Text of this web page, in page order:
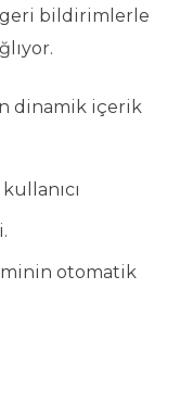
bildirimlerle
dinamik içerik
otomatik